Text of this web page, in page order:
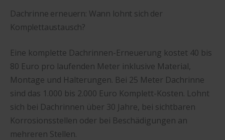
Dachrinne erneuern: Wann lohnt sich der
Komplettaustausch?
Eine komplette Dachrinnen-Erneuerung kostet 40 bis
80 Euro pro laufenden Meter inklusive Material,
Montage und Halterungen. Bei 25 Meter Dachrinne
sind das 1.000 bis 2.000 Euro Komplett-Kosten. Lohnt
sich bei Dachrinnen über 30 Jahre, bei sichtbaren
Korrosionsstellen oder bei Beschädigungen an
mehreren Stellen.